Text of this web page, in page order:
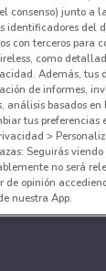
consenso) junto a
identificadores del
con terceros para
como
Además, tus
de informes,
análisis basados
tus
>
Seguirás
no será
de opinión
nuestra App.